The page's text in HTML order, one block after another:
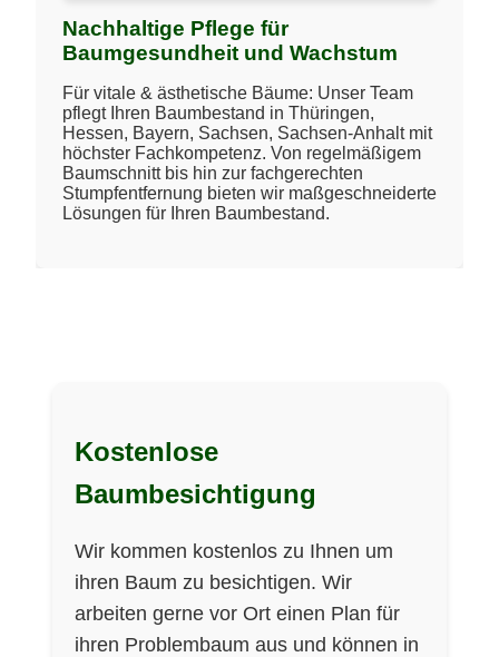
Nachhaltige Pflege für
Baumgesundheit und Wachstum
Für vitale & ästhetische Bäume: Unser Team
pflegt Ihren Baumbestand in Thüringen,
Hessen, Bayern, Sachsen, Sachsen-Anhalt mit
höchster Fachkompetenz. Von regelmäßigem
Baumschnitt bis hin zur fachgerechten
Stumpfentfernung bieten wir maßgeschneiderte
Lösungen für Ihren Baumbestand.
Kostenlose
Baumbesichtigung
Wir kommen kostenlos zu Ihnen um
ihren Baum zu besichtigen. Wir
arbeiten gerne vor Ort einen Plan für
ihren Problembaum aus und können in